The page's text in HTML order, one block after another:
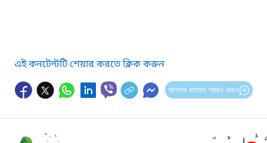
এই কনটেন্টটি শেয়ার করতে ক্লিক করুন
আপনার মতামত প্রদান করুন